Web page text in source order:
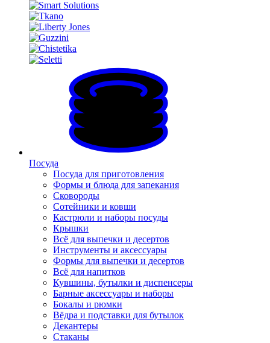
Посуда
Посуда для приготовления
Формы и блюда для запекания
Сковороды
Сотейники и ковши
Кастрюли и наборы посуды
Крышки
Всё для выпечки и десертов
Инструменты и аксессуары
Формы для выпечки и десертов
Всё для напитков
Кувшины, бутылки и диспенсеры
Барные аксессуары и наборы
Бокалы и рюмки
Вёдра и подставки для бутылок
Декантеры
Стаканы